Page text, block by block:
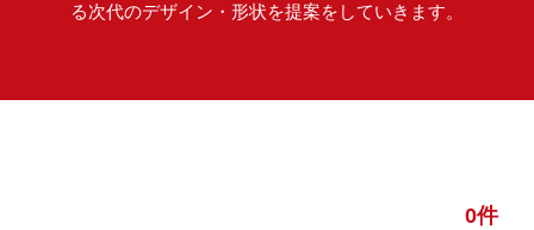
る次代のデザイン・形状を提案をしていきます。
0件